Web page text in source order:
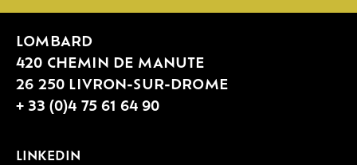
LOMBARD
420 CHEMIN DE MANUTE
26 250 LIVRON-SUR-DROME
+ 33 (0)4 75 61 64 90
LINKEDIN